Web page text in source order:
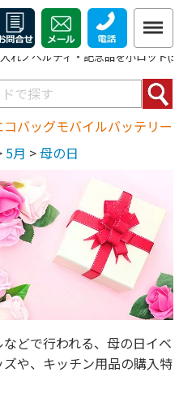
れノベルティ・記念品を小ロット
コバッグモバイルバッテリー
5月 >母の日
どで行われる、母の日イベ
や、キッチン用品の購入特